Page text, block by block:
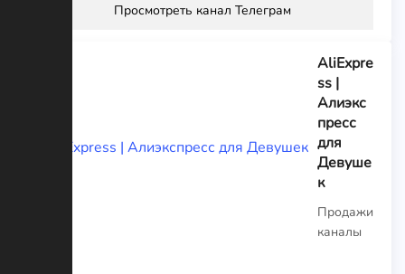
Просмотреть канал Телеграм
AliExpre
ss |
Алиэкс
пресс
для
Девуше
к
Продажи
каналы